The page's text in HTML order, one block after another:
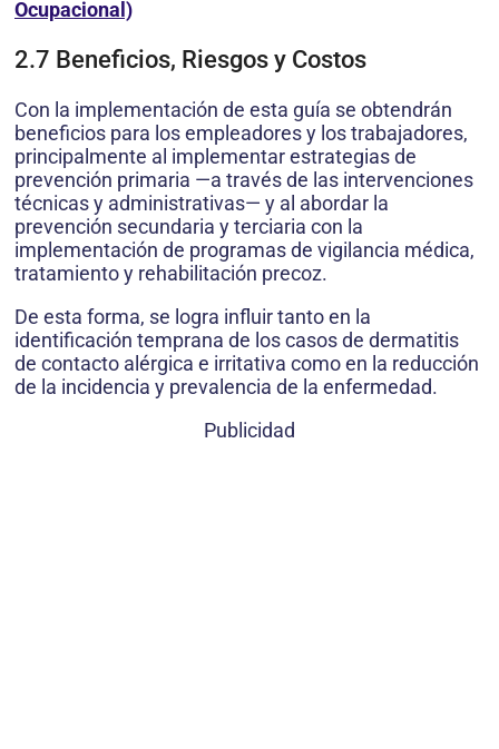
Ocupacional)
2.7 Beneficios, Riesgos y Costos
Con la implementación de esta guía se obtendrán
beneficios para los empleadores y los trabajadores,
principalmente al implementar estrategias de
prevención primaria —a través de las intervenciones
técnicas y administrativas— y al abordar la
prevención secundaria y terciaria con la
implementación de programas de vigilancia médica,
tratamiento y rehabilitación precoz.
De esta forma, se logra influir tanto en la
identificación temprana de los casos de dermatitis
de contacto alérgica e irritativa como en la reducción
de la incidencia y prevalencia de la enfermedad.
Publicidad